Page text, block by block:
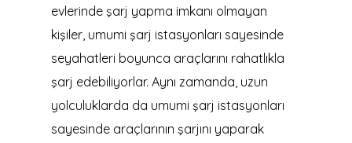
evlerinde şarj yapma imkanı olmayan
kişiler, umumi şarj istasyonları sayesinde
seyahatleri boyunca araçlarını rahatlıkla
şarj edebiliyorlar. Aynı zamanda, uzun
yolculuklarda da umumi şarj istasyonları
sayesinde araçlarının şarjını yaparak